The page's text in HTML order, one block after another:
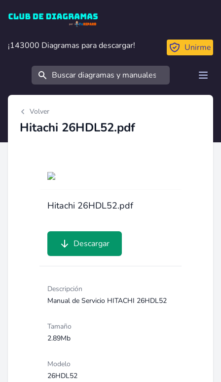
Club de Diagramas
¡143000 Diagramas para descargar!
¡143000 Diagramas para descargar! Unirme
Buscar
Volver
Hitachi 26HDL52.pdf
Hitachi 26HDL52.pdf
Descargar
Descripción
Manual de Servicio HITACHI 26HDL52
Tamaño
2.89Mb
Modelo
26HDL52